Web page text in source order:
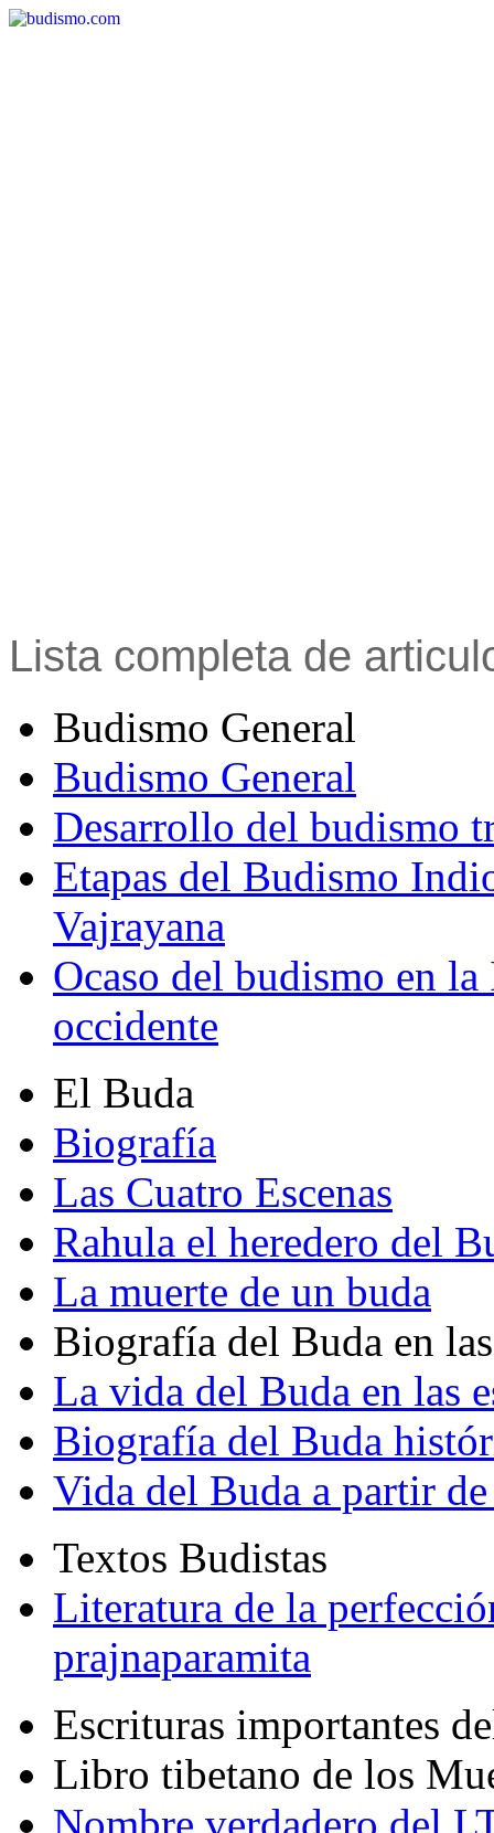
Lista completa de
Budismo General
Budismo General
Desarrollo del budismo
Etapas del Budismo
Vajrayana
Ocaso del budismo en
occidente
El Buda
Biografía
Las Cuatro Escenas
Rahula el heredero del
La muerte de un buda
Biografía del Buda en
La vida del Buda en las
Biografía del Buda
Vida del Buda a partir de
Textos Budistas
Literatura de la
prajnaparamita
Escrituras importantes
Libro tibetano de los